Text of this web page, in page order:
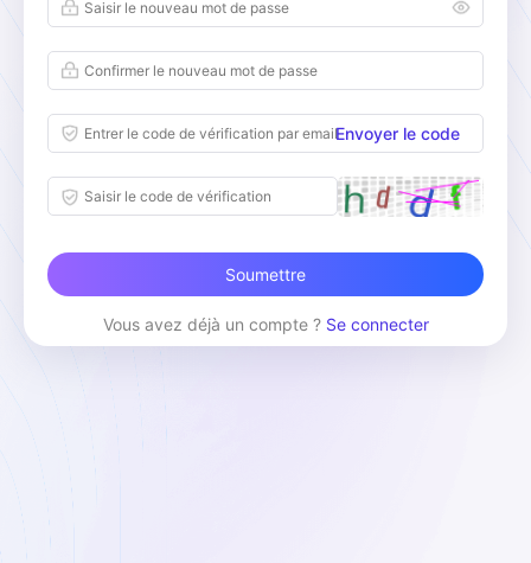
Envoyer le code
Soumettre
Vous avez déjà un compte ? Se connecter